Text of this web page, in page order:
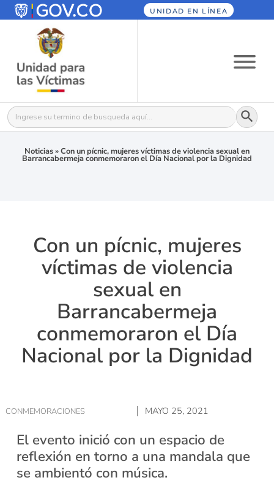
UNIDAD EN LÍNEA
Buscar: Botón
Noticias»Con un pícnic, mujeres víctimas de violencia sexual en
Barrancabermeja conmemoraron el Día Nacional por la Dignidad
Con un pícnic, mujeres
víctimas de violencia
sexual en
Barrancabermeja
conmemoraron el Día
Nacional por la Dignidad
CONMEMORACIONES MAYO 25, 2021
El evento inició con un espacio de
reflexión en torno a una mandala que
se ambientó con música.